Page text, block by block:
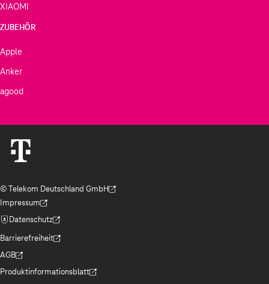
XIAOMI
ZUBEHÖR
Apple
Anker
agood
© Telekom Deutschland GmbH
(Der Link wird in einem neuen Tab geöffnet)
Impressum
(Der Link wird in einem neuen Tab geöffnet)
Datenschutz
(Der Link wird in einem neuen Tab geöffnet)
Barrierefreiheit
(Der Link wird in einem neuen Tab geöffnet)
AGB
(Der Link wird in einem neuen Tab geöffnet)
Produktinformationsblatt
(Der Link wird in einem neuen Tab geöffnet)